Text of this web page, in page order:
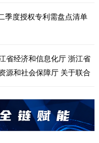
季度授权专利需盘点清单
省经济和信息化厅 浙江省
源和社会保障厅 关于联合